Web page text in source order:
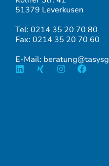
51379 Leverkusen
Tel: 0214 35 20 70 80
Fax: 0214 35 20 70 60
E-Mail: